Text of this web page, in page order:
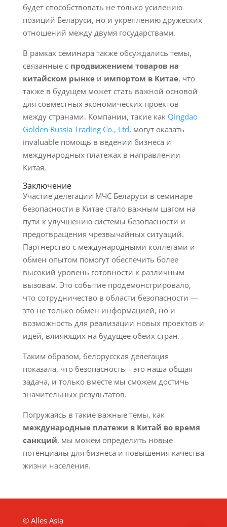
будет способствовать не только усилению
позиций Беларуси, но и укреплению дружеских
отношений между двумя государствами.
В рамках семинара также обсуждались темы,
связанные с продвижением товаров на
китайском рынкеи импортом в Китае, что
также в будущем может стать важной основой
для совместных экономических проектов
между странами. Компании, такие как Qingdao
Golden Russia Trading Co., Ltd, могут оказать
invaluable помощь в ведении бизнеса и
международных платежах в направлении
Китая.
Заключение
Участие делегации МЧС Беларуси в семинаре
безопасности в Китае стало важным шагом на
пути к улучшению системы безопасности и
предотвращения чрезвычайных ситуаций.
Партнерство с международными коллегами и
обмен опытом помогут обеспечить более
высокий уровень готовности к различным
вызовам. Это событие продемонстрировало,
что сотрудничество в области безопасности —
это не только обмен информацией, но и
возможность для реализации новых проектов и
идей, влияющих на будущее обеих стран.
Таким образом, белорусская делегация
показала, что безопасность – это наша общая
задача, и только вместе мы сможем достичь
значительных результатов.
Погружаясь в такие важные темы, как
международные платежи в Китай во время
санкций, мы можем определить новые
потенциалы для бизнеса и повышения качества
жизни населения.
© Alles Asia